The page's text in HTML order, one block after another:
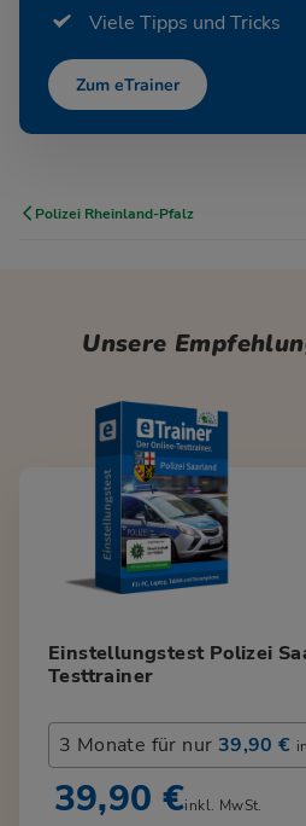
Viele Tipps und Tricks
Zum eTrainer
Polizei Rheinland-Pfalz
Unsere
Einstellungstest Polizei
Testtrainer
3 Monate für nur 39,90 €
39,90 €inkl. MwSt.